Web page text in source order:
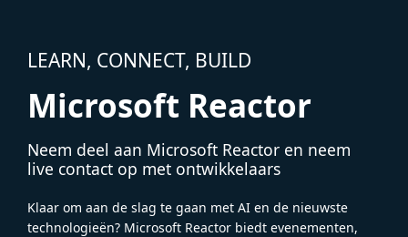
LEARN, CONNECT, BUILD
Microsoft Reactor
Neem deel aan Microsoft Reactor en neem
live contact op met ontwikkelaars
Klaar om aan de slag te gaan met AI en de nieuwste
technologieën? Microsoft Reactor biedt evenementen,